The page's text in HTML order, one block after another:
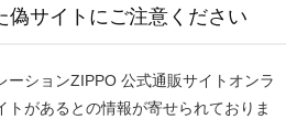
偽サイトにご注意ください
ーションZIPPO 公式通販サイトオンラ
トがあるとの情報が寄せられておりま